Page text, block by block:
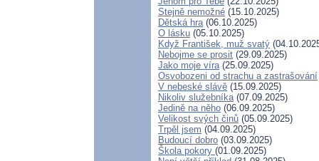
Stejně nemožné (15.10.2025)
Dětská hra(06.10.2025)
O lásku (05.10.2025)
Když František, muž svatý
Nebojme se prosit (29.09.2025)
Jako moje víra(25.09.2025)
Osvobozeni od strachu a zastrašování
V nebeské slávě (15.09.2025)
Nikoliv služebníka(07.09.2025)
Jedině na něho (06.09.2025)
Velikost svých činů (05.09.2025)
Trpěl jsem (04.09.2025)
Budoucí dobro (03.09.2025)
Škola pokory (01.09.2025)